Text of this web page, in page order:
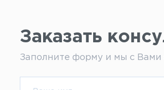
Заказать
Заполните форму и мы с Вами